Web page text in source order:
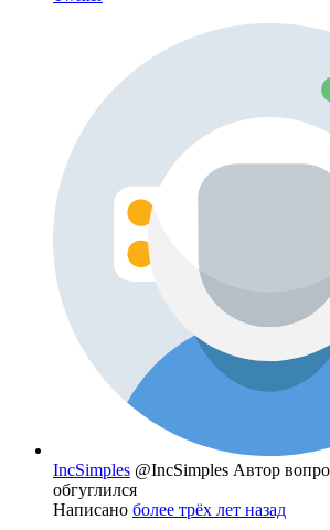
IncSimples @IncSimples Автор
обгуглился
Написано более трёх лет назад